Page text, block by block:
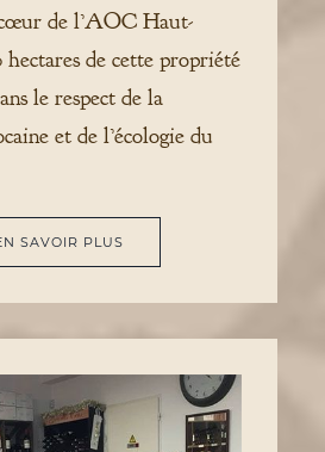
de l’AOC Haut-
hectares de cette propriété
le respect de la
et de l’écologie du
SAVOIR PLUS